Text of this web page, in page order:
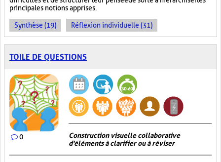
principales notions apprises.
Synthèse (19) Réflexion individuelle (31)
TOILE DE QUESTIONS
0
Construction visuelle collaborative
d'éléments à clarifier ou à réviser